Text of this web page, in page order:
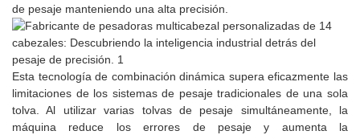
de pesaje manteniendo una alta precisión.
Esta tecnología de combinación dinámica supera eficazmente las
limitaciones de los sistemas de pesaje tradicionales de una sola
tolva. Al utilizar varias tolvas de pesaje simultáneamente, la
máquina reduce los errores de pesaje y aumenta la